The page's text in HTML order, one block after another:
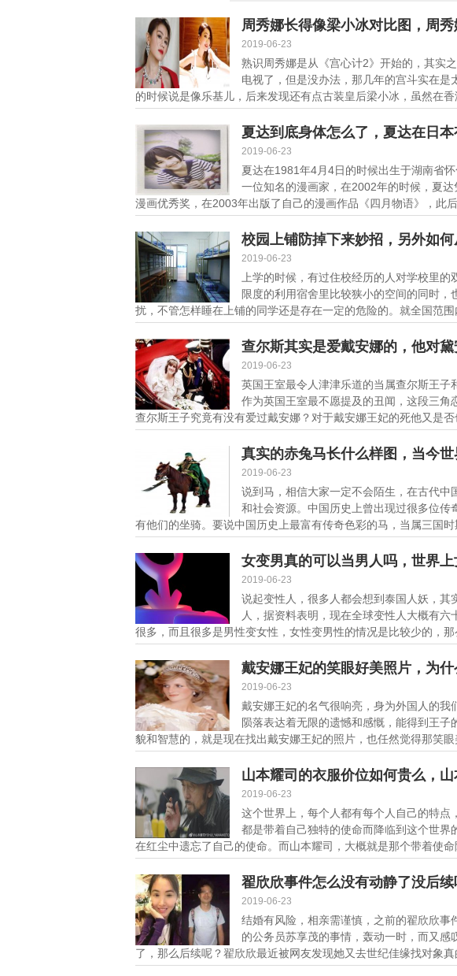
周秀娜长得像梁小冰对比图，周
2019-06-23
熟识周秀娜是从《宫心计2》开始的，其实
电视了，但是没办法，那几年的宫斗实在
的时候说是像乐基儿，后来发现还有点古装皇后梁小冰，虽然在
夏达到底身体怎么了，夏达在日本
2019-06-23
夏达在1981年4月4日的时候出生于湖南省
一位知名的漫画家，在2002年的时候，夏
漫画优秀奖，在2003年出版了自己的漫画作品《四月物语》，此
校园上铺防掉下来妙招，另外如何
2019-06-23
上学的时候，有过住校经历的人对学校里
限度的利用宿舍里比较狭小的空间的同时
扰，不管怎样睡在上铺的同学还是存在一定的危险的。就全国范
细]
查尔斯其实是爱戴安娜的，他对黛
2019-06-23
英国王室最令人津津乐道的当属查尔斯王子
作为英国王室最不愿提及的丑闻，这段三
查尔斯王子究竟有没有爱过戴安娜？对于戴安娜王妃的死他又是
真实的赤兔马长什么样图，当今
2019-06-23
说到马，相信大家一定不会陌生，在古代
和社会资源。中国历史上曾出现过很多位
有他们的坐骑。要说中国历史上最富有传奇色彩的马，当属三国
女变男真的可以当男人吗，世界
2019-06-23
说起变性人，很多人都会想到泰国人妖，其
人，据资料表明，现在全球变性人大概有
很多，而且很多是男性变女性，女性变男性的情况是比较少的，
细]
戴安娜王妃的笑眼好美照片，为
2019-06-23
戴安娜王妃的名气很响亮，身为外国人的
陨落表达着无限的遗憾和感慨，能得到王
貌和智慧的，就是现在找出戴安娜王妃的照片，也任然觉得那笑
山本耀司的衣服价位如何贵么，
2019-06-23
这个世界上，每个人都有每个人自己的特点
都是带着自己独特的使命而降临到这个世
在红尘中遗忘了自己的使命。而山本耀司，大概就是那个带着使
翟欣欣事件怎么没有动静了没后
的
2019-06-23
结婚有风险，相亲需谨慎，之前的翟欣欣
的公务员苏享茂的事情，轰动一时，而又
了，那么后续呢？翟欣欣最近被网友发现她又去世纪佳缘找对象